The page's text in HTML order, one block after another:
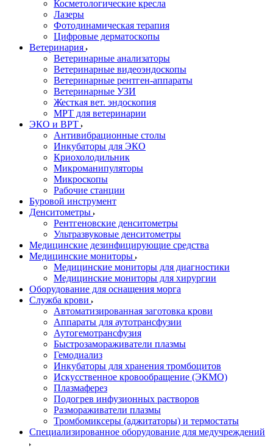
Косметологические кресла
Лазеры
Фотодинамическая терапия
Цифровые дерматоскопы
Ветеринария
Ветеринарные анализаторы
Ветеринарные видеоэндоскопы
Ветеринарные рентген-аппараты
Ветеринарные УЗИ
Жесткая вет. эндоскопия
МРТ для ветеринарии
ЭКО и ВРТ
Антивибрационные столы
Инкубаторы для ЭКО
Криохолодильник
Микроманипуляторы
Микроскопы
Рабочие станции
Буровой инструмент
Денситометры
Рентгеновские денситометры
Ультразвуковые денситометры
Медицинские дезинфицирующие средства
Медицинские мониторы
Медицинские мониторы для диагностики
Медицинские мониторы для хирургии
Оборудование для оснащения морга
Служба крови
Автоматизированная заготовка крови
Аппараты для аутотрансфузии
Аутогемотрансфузия
Быстрозамораживатели плазмы
Гемодиализ
Инкубаторы для хранения тромбоцитов
Искусственное кровообращение (ЭКМО)
Плазмаферез
Подогрев инфузионных растворов
Размораживатели плазмы
Тромбомиксеры (аджитаторы) и термостаты
Специализированное оборудование для медучреждений